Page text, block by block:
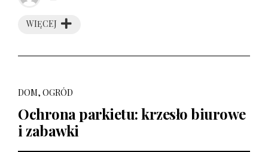
WIĘCEJ
DOM, OGRÓD
Ochrona parkietu: krzesło biurowe
i zabawki